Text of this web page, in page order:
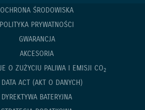
OCHRONA ŚRODOWISKA
POLITYKA PRYWATNOŚCI
GWARANCJA
AKCESORIA
O ZUŻYCIU PALIWA I EMISJI CO2
ACT (AKT O DANYCH)
DYREKTYWA BATERYJNA